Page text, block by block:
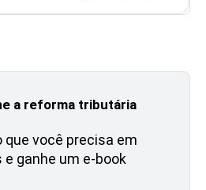
a reforma tributária
que você precisa em
ganhe um e-book